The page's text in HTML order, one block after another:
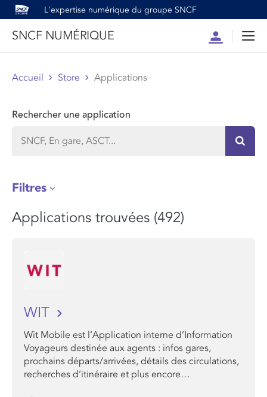
L'expertise numérique du groupe SNCF
SNCF NUMÉRIQUE
Compte
Accueil Store Applications
Rechercher une application
Filtres
Applications trouvées (492)
WIT
Wit Mobile est l’Application interne d’Information
Voyageurs destinée aux agents : infos gares,
prochains départs/arrivées, détails des circulations,
recherches d’itinéraire et plus encore…